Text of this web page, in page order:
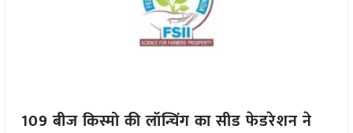
109 बीज किस्मो की लॉन्चिंग का सीड फेडरेशन ने